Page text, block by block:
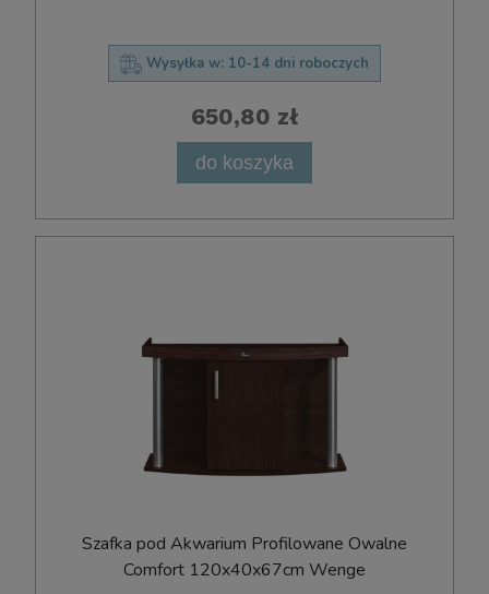
Wysyłka w: 10-14 dni roboczych
650,80 zł
do koszyka
Szafka pod Akwarium Profilowane Owalne
Comfort 120x40x67cm Wenge